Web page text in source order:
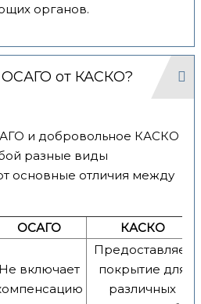
органов.
ОСАГО от КАСКО?
и добровольное КАСКО
разные виды
основные отличия между
ОСАГО КАСКО
Не включает
Предоставляет
покрытие для
различных